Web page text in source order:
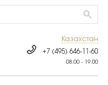
Казахстан
+7 (495) 646-11-60
08.00 - 19.00